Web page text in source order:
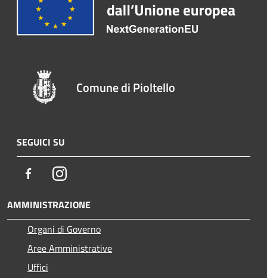
Comune di Pioltello
SEGUICI SU
FacebookInstagram
AMMINISTRAZIONE
Organi di Governo
Aree Amministrative
Uffici